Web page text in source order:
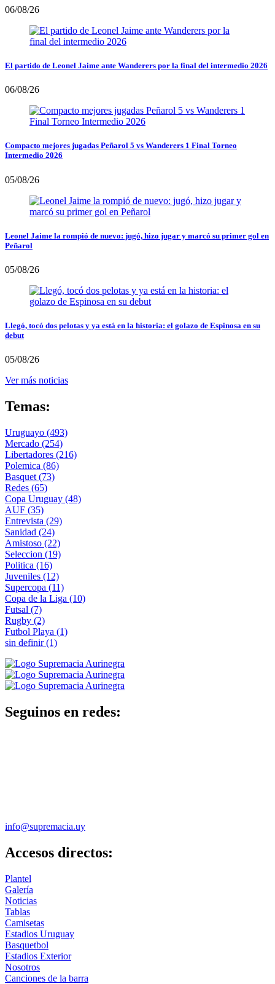
06/08/26
El partido de Leonel Jaime ante Wanderers por la final del intermedio 2026
06/08/26
Compacto mejores jugadas Peñarol 5 vs Wanderers 1 Final Torneo
Intermedio 2026
05/08/26
Leonel Jaime la rompió de nuevo: jugó, hizo jugar y marcó su primer gol en
Peñarol
05/08/26
Llegó, tocó dos pelotas y ya está en la historia: el golazo de Espinosa en su
debut
05/08/26
Ver más noticias
Temas:
Uruguayo (493)
Mercado (254)
Libertadores (216)
Polemica (86)
Basquet (73)
Redes (65)
Copa Uruguay (48)
AUF (35)
Entrevista (29)
Sanidad (24)
Amistoso (22)
Seleccion (19)
Politica (16)
Juveniles (12)
Supercopa (11)
Copa de la Liga (10)
Futsal (7)
Rugby (2)
Futbol Playa (1)
sin definir(1)
Seguinos en redes:
info@supremacia.uy
Accesos directos:
Plantel
Galería
Noticias
Tablas
Camisetas
Estadios Uruguay
Basquetbol
Estadios Exterior
Nosotros
Canciones de la barra